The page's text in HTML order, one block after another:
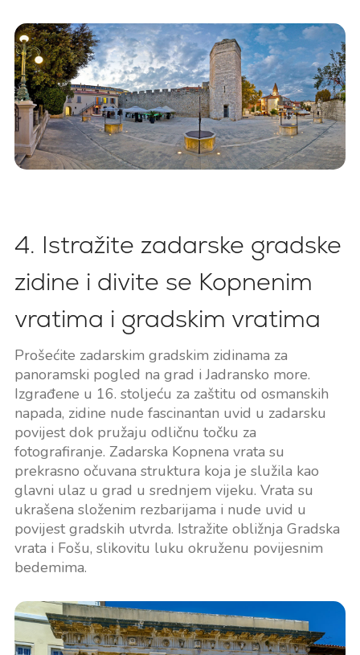
4. Istražite zadarske gradske
zidine i divite se Kopnenim
vratima i gradskim vratima
Prošećite zadarskim gradskim zidinama za
panoramski pogled na grad i Jadransko more.
Izgrađene u 16. stoljeću za zaštitu od osmanskih
napada, zidine nude fascinantan uvid u zadarsku
povijest dok pružaju odličnu točku za
fotografiranje. Zadarska Kopnena vrata su
prekrasno očuvana struktura koja je služila kao
glavni ulaz u grad u srednjem vijeku. Vrata su
ukrašena složenim rezbarijama i nude uvid u
povijest gradskih utvrda. Istražite obližnja Gradska
vrata i Fošu, slikovitu luku okruženu povijesnim
bedemima.